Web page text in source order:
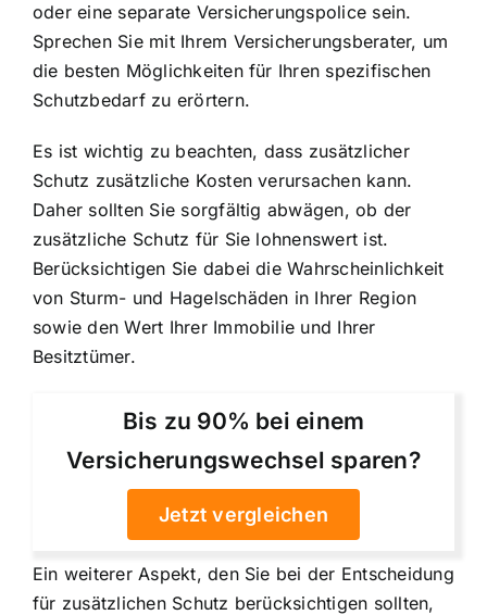
oder eine separate Versicherungspolice sein.
Sprechen Sie mit Ihrem Versicherungsberater, um
die besten Möglichkeiten für Ihren spezifischen
Schutzbedarf zu erörtern.
Es ist wichtig zu beachten, dass zusätzlicher
Schutz zusätzliche Kosten verursachen kann.
Daher sollten Sie sorgfältig abwägen, ob der
zusätzliche Schutz für Sie lohnenswert ist.
Berücksichtigen Sie dabei die Wahrscheinlichkeit
von Sturm- und Hagelschäden in Ihrer Region
sowie den Wert Ihrer Immobilie und Ihrer
Besitztümer.
Bis zu 90% bei einem
Versicherungswechsel sparen?
Jetzt vergleichen
Ein weiterer Aspekt, den Sie bei der Entscheidung
für zusätzlichen Schutz berücksichtigen sollten,